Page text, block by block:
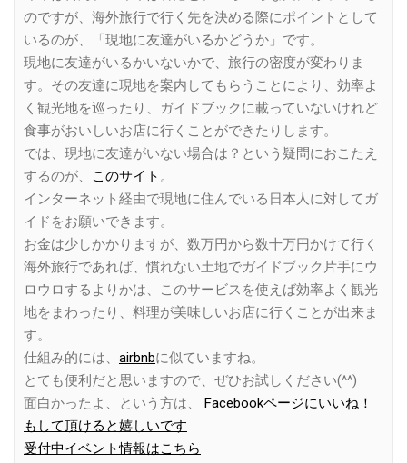
のですが、海外旅行で行く先を決める際にポイントとして
いるのが、「現地に友達がいるかどうか」です。
現地に友達がいるかいないかで、旅行の密度が変わりま
す。その友達に現地を案内してもらうことにより、効率よ
く観光地を巡ったり、ガイドブックに載っていないけれど
食事がおいしいお店に行くことができたりします。
では、現地に友達がいない場合は？という疑問におこたえ
するのが、
このサイト 。
インターネット経由で現地に住んでいる日本人に対してガ
イドをお願いできます。
お金は少しかかりますが、数万円から数十万円かけて行く
海外旅行であれば、慣れない土地でガイドブック片手にウ
ロウロするよりかは、このサービスを使えば効率よく観光
地をまわったり、料理が美味しいお店に行くことが出来ま
す。
仕組み的には、 airbnbに似ていますね。
とても便利だと思いますので、ぜひお試しください(^^)
面白かったよ、という方は、 Facebookページにいいね！
もして頂けると嬉しいです
受付中イベント情報はこちら